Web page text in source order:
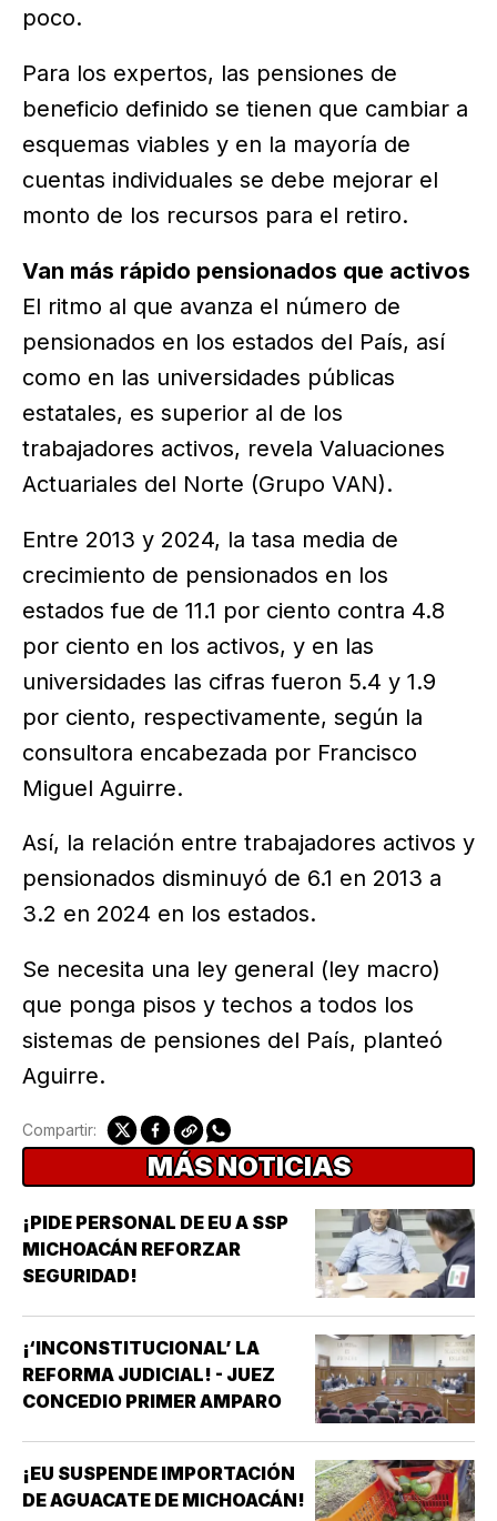
poco.
Para los expertos, las pensiones de
beneficio definido se tienen que cambiar a
esquemas viables y en la mayoría de
cuentas individuales se debe mejorar el
monto de los recursos para el retiro.
Van más rápido pensionados que activos
El ritmo al que avanza el número de
pensionados en los estados del País, así
como en las universidades públicas
estatales, es superior al de los
trabajadores activos, revela Valuaciones
Actuariales del Norte (Grupo VAN).
Entre 2013 y 2024, la tasa media de
crecimiento de pensionados en los
estados fue de 11.1 por ciento contra 4.8
por ciento en los activos, y en las
universidades las cifras fueron 5.4 y 1.9
por ciento, respectivamente, según la
consultora encabezada por Francisco
Miguel Aguirre.
Así, la relación entre trabajadores activos y
pensionados disminuyó de 6.1 en 2013 a
3.2 en 2024 en los estados.
Se necesita una ley general (ley macro)
que ponga pisos y techos a todos los
sistemas de pensiones del País, planteó
Aguirre.
Compartir:
MÁS NOTICIAS
¡PIDE PERSONAL DE EU A SSP
MICHOACÁN REFORZAR
SEGURIDAD!
¡‘INCONSTITUCIONAL’ LA
REFORMA JUDICIAL! - JUEZ
CONCEDIO PRIMER AMPARO
¡EU SUSPENDE IMPORTACIÓN
DE AGUACATE DE MICHOACÁN!